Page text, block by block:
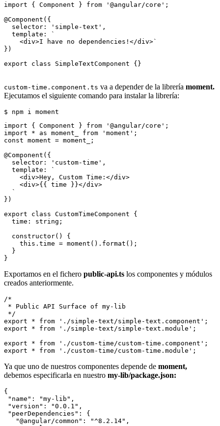
import { Component } from '@angular/core';
@Component({
  selector: 'simple-text',
  template: `
    <div>I have no dependencies!</div>`
})
export class SimpleTextComponent {}
custom-time.component.ts va a depender de la librería moment.
Ejecutamos el siguiente comando para instalar la librería:
import { Component } from '@angular/core';
import * as moment_ from 'moment';
const moment = moment_;
@Component({
  selector: 'custom-time',
  template: `
    <div>Hey, Custom Time:</div>
    <div>{{ time }}</div>
  `
})
export class CustomTimeComponent {
  time: string;
  constructor() {
    this.time = moment().format();
  }
Exportamos en el fichero public-api.ts los componentes y módulos
creados anteriormente.
/*
* Public API Surface of my-lib
*/
export * from './simple-text/simple-text.component';
export * from './simple-text/simple-text.module';
export * from './custom-time/custom-time.component';
Ya que uno de nuestros componentes depende de moment,
debemos especificarla en nuestro my-lib/package.json:
{
"name": "my-lib",
"version": "0.0.1",
"peerDependencies": {
   "@angular/common": "^8.2.14",